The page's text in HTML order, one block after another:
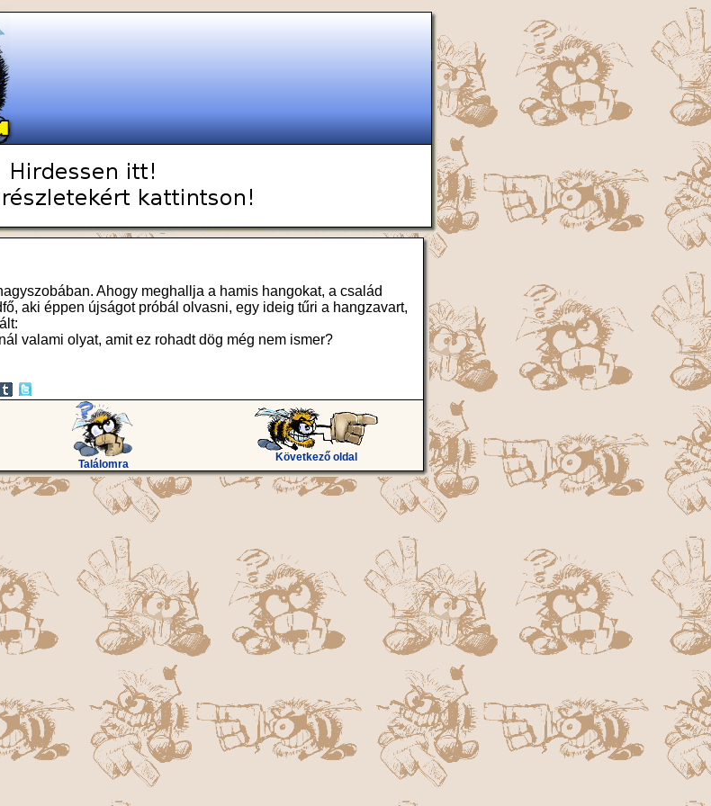
Ahogy meghallja a hamis hangokat, a család
aki éppen újságot próbál olvasni, egy ideig tűri a hangzavart,
valami olyat, amit ez rohadt dög még nem ismer?
Találomra
Következő oldal